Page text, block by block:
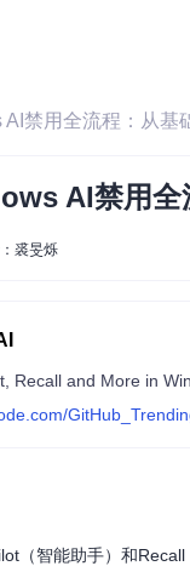
禁用全流程：从基
AI禁用全
裘旻烁
Recall and More in
（智能助手）和